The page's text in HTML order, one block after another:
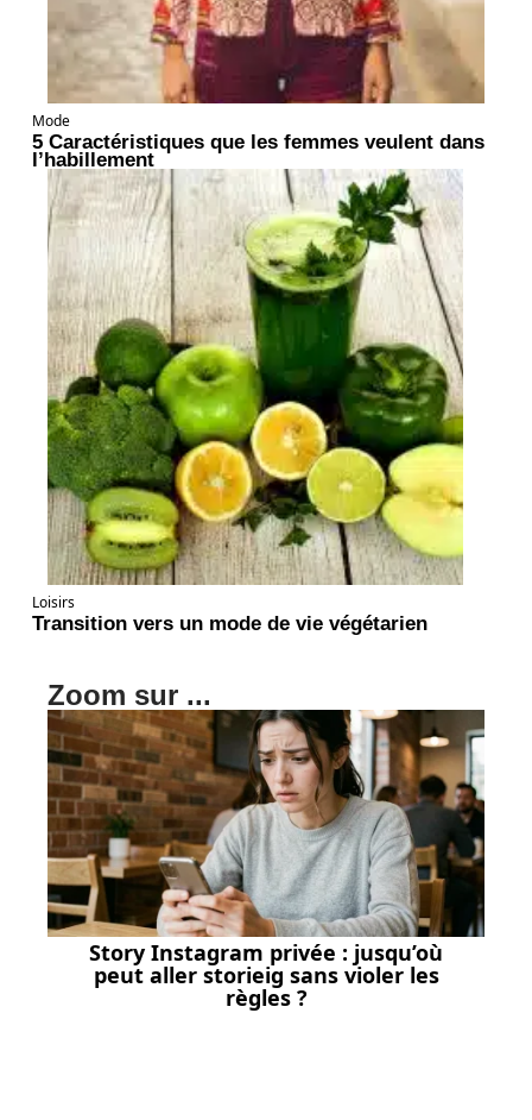
Mode
5 Caractéristiques que les femmes veulent dans
l’habillement
Loisirs
Transition vers un mode de vie végétarien
Zoom sur ...
Story Instagram privée : jusqu’où
peut aller storieig sans violer les
règles ?